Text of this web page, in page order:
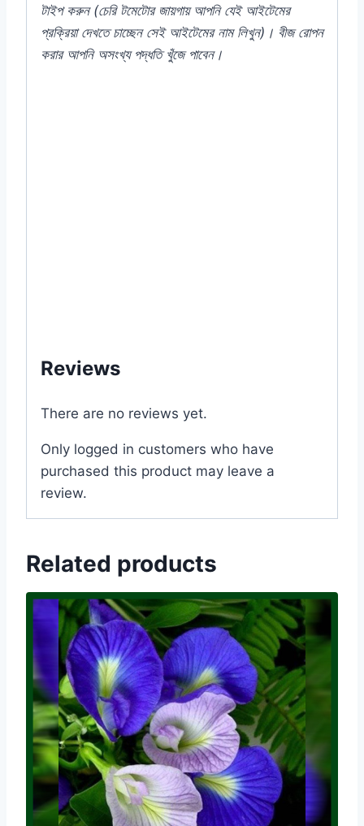
টাইপ করুন (চেরি টমেটোর জায়গায় আপনি যেই আইটেমের
প্রক্রিয়া দেখতে চাচ্ছেন সেই আইটেমের নাম লিখুন) । বীজরোপন
করার আপনি অসংখ্য পদ্ধতিখুঁজে পাবেন।
Reviews
There are no reviews yet.
Only logged in customers who have
purchased this product may leave a
review.
Related products